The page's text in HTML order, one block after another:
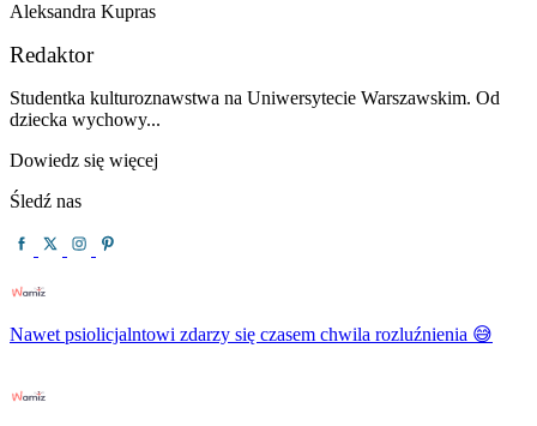
Aleksandra Kupras
Redaktor
Studentka kulturoznawstwa na Uniwersytecie Warszawskim. Od
dziecka wychowy...
Dowiedz się więcej
Śledź nas
Nawet psiolicjalntowi zdarzy się czasem chwila rozluźnienia 😅